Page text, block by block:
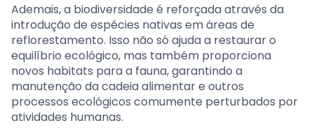
Ademais, a biodiversidade é reforçada através da
introdução de espécies nativas em áreas de
reflorestamento. Isso não só ajuda a restaurar o
equilíbrio ecológico, mas também proporciona
novos habitats para a fauna, garantindo a
manutenção da cadeia alimentar e outros
processos ecológicos comumente perturbados por
atividades humanas.